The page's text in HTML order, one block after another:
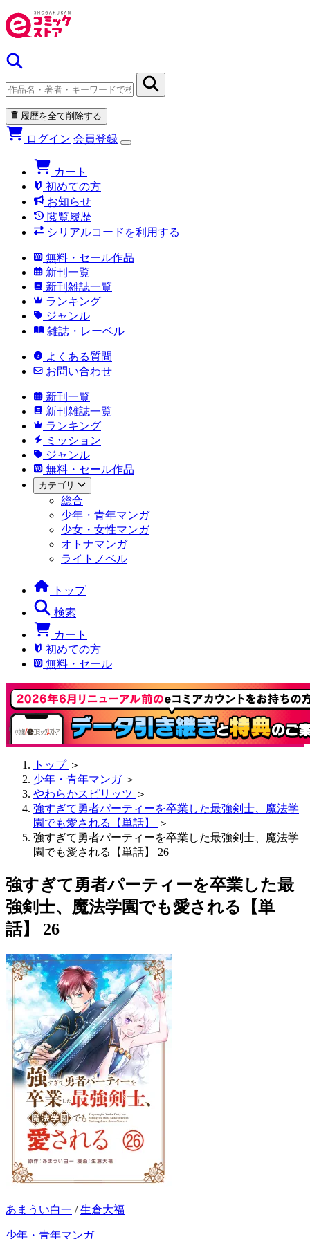
履歴を全て削除する
ログイン 会員登録
カート
初めての方
お知らせ
閲覧履歴
シリアルコードを利用する
無料・セール作品
新刊一覧
新刊雑誌一覧
ランキング
ジャンル
雑誌・レーベル
よくある質問
お問い合わせ
新刊一覧
新刊雑誌一覧
ランキング
ミッション
ジャンル
無料・セール作品
カテゴリ
総合
少年・青年マンガ
少女・女性マンガ
オトナマンガ
ライトノベル
トップ
検索
カート
初めての方
無料・セール
トップ ＞
少年・青年マンガ ＞
やわらかスピリッツ ＞
強すぎて勇者パーティーを卒業した最強剣士、魔法学
園でも愛される【単話】
＞
強すぎて勇者パーティーを卒業した最強剣士、魔法学
園でも愛される【単話】 26
強すぎて勇者パーティーを卒業した最
強剣士、魔法学園でも愛される【単
話】 26
あまうい白一 /生倉大福
少年・青年マンガ